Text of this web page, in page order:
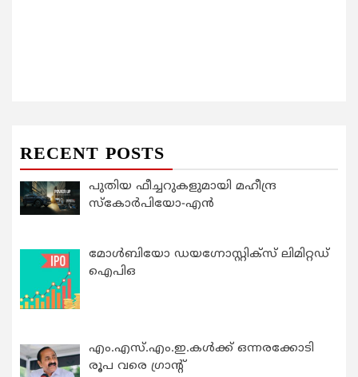
RECENT POSTS
പുതിയ ഫീച്ചറുകളുമായി മഹീന്ദ്ര
സ്കോർപിയോ-എൻ
മോൾബിയോ ഡയഗ്നോസ്റ്റിക്സ് ലിമിറ്റഡ്
ഐപിഒ
എം.എസ്.എം.ഇ.കൾക്ക് ഒന്നരക്കോടി
രൂപ വരെ ഗ്രാന്റ്